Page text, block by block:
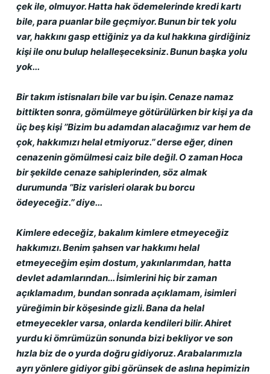
çek ile, olmuyor. Hatta hak ödemelerinde kredi kartı
bile, para puanlar bile geçmiyor. Bunun bir tek yolu
var, hakkını gasp ettiğiniz ya da kul hakkına girdiğiniz
kişi ile onu bulup helalleşeceksiniz. Bunun başka yolu
yok...
Bir takım istisnaları bile var bu işin. Cenaze namaz
bittikten sonra, gömülmeye götürülürken bir kişi ya da
üç beş kişi ’’Bizim bu adamdan alacağımız var hem de
çok, hakkımızı helal etmiyoruz.’’ derse eğer, dinen
cenazenin gömülmesi caiz bile değil. O zaman Hoca
bir şekilde cenaze sahiplerinden, söz almak
durumunda ’’Biz varisleri olarak bu borcu
ödeyeceğiz.’’ diye...
Kimlere edeceğiz, bakalım kimlere etmeyeceğiz
hakkımızı. Benim şahsen var hakkımı helal
etmeyeceğim eşim dostum, yakınlarımdan, hatta
devlet adamlarından... İsimlerini hiç bir zaman
açıklamadım, bundan sonrada açıklamam, isimleri
yüreğimin bir köşesinde gizli. Bana da helal
etmeyecekler varsa, onlarda kendileri bilir. Ahiret
yurdu ki ömrümüzün sonunda bizi bekliyor ve son
hızla biz de o yurda doğru gidiyoruz. Arabalarımızla
ayrı yönlere gidiyor gibi görünsek de aslına hepimizin